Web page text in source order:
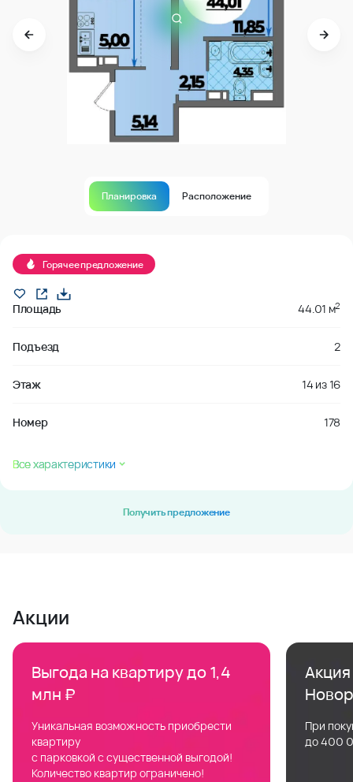
Планировка Расположение
Горячее предложение
Площадь 44.01 м2
Подъезд 2
Этаж 14 из16
Номер 178
Все характеристики
Получить предложение
Акции
Выгода на квартиру до 1,4
млн ₽
Уникальная возможность приобрести
квартиру
с парковкой с существенной выгодой!
Количество квартир ограничено!
При
до 400